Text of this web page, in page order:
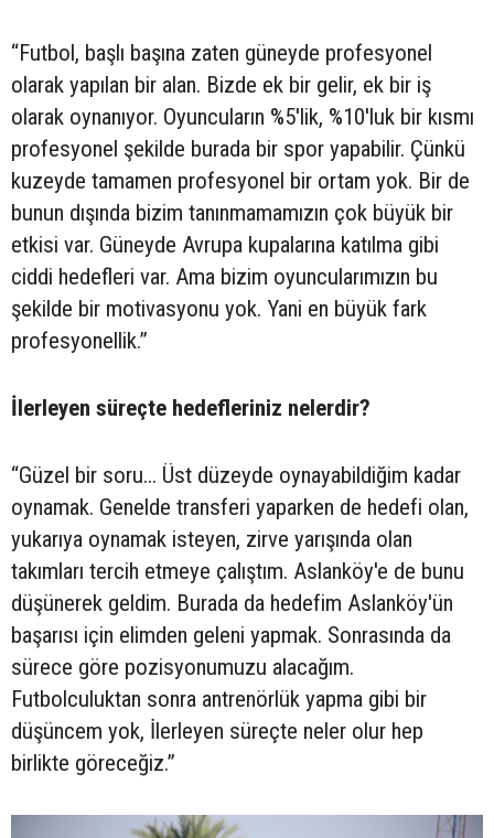
“Futbol, başlı başına zaten güneyde profesyonel
olarak yapılan bir alan. Bizde ek bir gelir, ek bir iş
olarak oynanıyor. Oyuncuların %5'lik, %10'luk bir kısmı
profesyonel şekilde burada bir spor yapabilir. Çünkü
kuzeyde tamamen profesyonel bir ortam yok. Bir de
bunun dışında bizim tanınmamamızın çok büyük bir
etkisi var. Güneyde Avrupa kupalarına katılma gibi
ciddi hedefleri var. Ama bizim oyuncularımızın bu
şekilde bir motivasyonu yok. Yani en büyük fark
profesyonellik.”
İlerleyen süreçte hedefleriniz nelerdir?
“Güzel bir soru... Üst düzeyde oynayabildiğim kadar
oynamak. Genelde transferi yaparken de hedefi olan,
yukarıya oynamak isteyen, zirve yarışında olan
takımları tercih etmeye çalıştım. Aslanköy'e de bunu
düşünerek geldim. Burada da hedefim Aslanköy'ün
başarısı için elimden geleni yapmak. Sonrasında da
sürece göre pozisyonumuzu alacağım.
Futbolculuktan sonra antrenörlük yapma gibi bir
düşüncem yok, İlerleyen süreçte neler olur hep
birlikte göreceğiz.”